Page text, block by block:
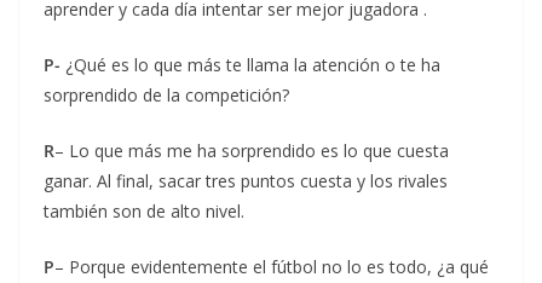
aprender y cada día intentar ser mejor jugadora .
P- ¿Qué es lo que más te llama la atención o te ha
sorprendido de la competición?
R– Lo que más me ha sorprendido es lo que cuesta
ganar. Al final, sacar tres puntos cuesta y los rivales
también son de alto nivel.
P– Porque evidentemente el fútbol no lo es todo, ¿a qué